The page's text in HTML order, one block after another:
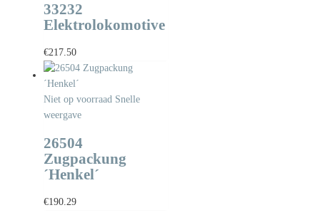
33232
Elektrolokomotive
€217.50
Niet op voorraad Snelle
weergave
26504
Zugpackung
´Henkel´
€190.29